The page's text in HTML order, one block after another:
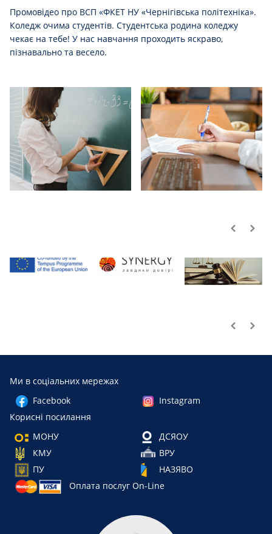
Промовідео про ВСП «ФКЕТ НУ «Чернігівська політехніка».
Коледж очима студентів. Студентська родина коледжу
чекає на тебе! У нас навчання проходить яскраво,
пізнавально та весело.
Студентське життя
Наші партнери
Ми в соціальних мережах
Facebook
Instagram
Корисні посилання
МОНУ
ДСЯОУ
КМУ
ВРУ
ПУ
НАЗЯВО
Оплата послуг On-Line